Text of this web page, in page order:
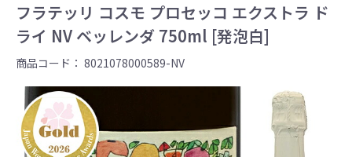
フラテッリ コスモ プロセッコ エクストラ ド
ライ NV ベッレンダ 750ml [発泡白]
商品コード： 8021078000589-NV